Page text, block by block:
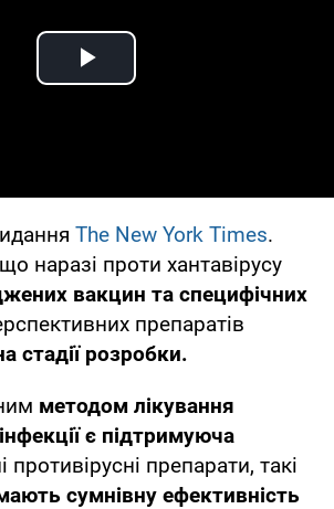
Play Video
The New York Times.
наразі проти хантавірусу
вакцин та специфічних
препаратів
стадії розробки.
методом лікування
є підтримуюча
противірусні препарати, такі
сумнівну ефективність